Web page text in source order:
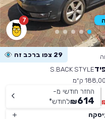
7
29 צפו ברכב זה
S.BACK STYLE
ק״מ
החזר חודשי מ-
614
₪לחודש*